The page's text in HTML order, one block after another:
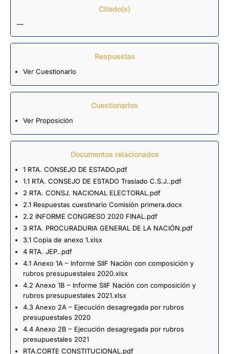
Citado(s)
—
Respuestas
Ver Cuestionario
Cuestionarios
Ver Proposición
Documentos relacionados
1 RTA. CONSEJO DE ESTADO.pdf
1.1 RTA. CONSEJO DE ESTADO Traslado C.S.J..pdf
2 RTA. CONSJ. NACIONAL ELECTORAL.pdf
2.1 Respuestas cuestinario Comisión primera.docx
2.2 INFORME CONGRESO 2020 FINAL.pdf
3 RTA. PROCURADURIA GENERAL DE LA NACIÓN.pdf
3.1 Copia de anexo 1.xlsx
4 RTA. JEP..pdf
4.1 Anexo 1A – Informe SIIF Nación con composición y
rubros presupuestales 2020.xlsx
4.2 Anexo 1B – Informe SIIF Nación con composición y
rubros presupuestales 2021.xlsx
4.3 Anexo 2A – Ejecución desagregada por rubros
presupuestales 2020
4.4 Anexo 2B – Ejecución desagregada por rubros
presupuestales 2021
RTA.CORTE CONSTITUCIONAL.pdf